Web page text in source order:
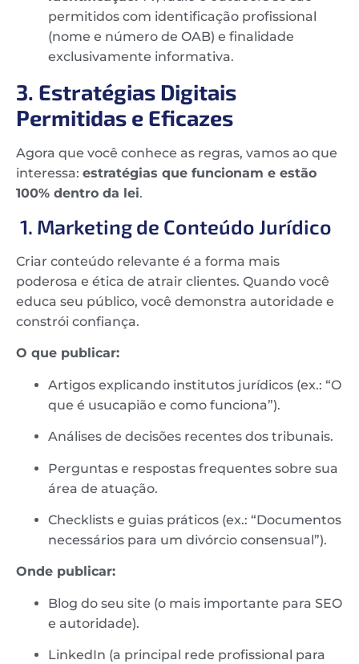
permitidos com identificação profissional
(nome e número de OAB) e finalidade
exclusivamente informativa.
3. Estratégias Digitais
Permitidas e Eficazes
Agora que você conhece as regras, vamos ao que
interessa: estratégias que funcionam e estão
100% dentro da lei.
1. Marketing de Conteúdo Jurídico
Criar conteúdo relevante é a forma mais
poderosa e ética de atrair clientes. Quando você
educa seu público, você demonstra autoridade e
constrói confiança.
O que publicar:
Artigos explicando institutos jurídicos (ex.: “O
que é usucapião e como funciona”).
Análises de decisões recentes dos tribunais.
Perguntas e respostas frequentes sobre sua
área de atuação.
Checklists e guias práticos (ex.: “Documentos
necessários para um divórcio consensual”).
Onde publicar:
Blog do seu site (o mais importante para SEO
e autoridade).
LinkedIn (a principal rede profissional para